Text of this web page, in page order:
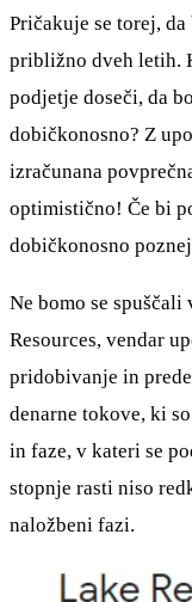
Pričakuje se torej,
približno dveh letih.
podjetje doseči, da
dobičkonosno? Z
izračunana
optimistično! Če bi
dobičkonosno
Ne bomo se spuščali
Resources, vendar
pridobivanje in
denarne tokove, ki
in faze, v kateri se
stopnje rasti niso
naložbeni fazi.